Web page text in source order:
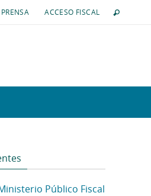
ACCESO FISCAL
Público Fiscal